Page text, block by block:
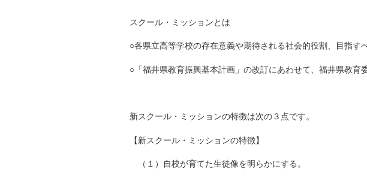
河川・砂防・港湾
自然
スクール・ミッションとは
○各県立高等学校の存在意義や期待される社会的役割、目指す
○「福井県教育振興基本計画」の改訂にあわせて、福井県教育
新スクール・ミッションの特徴は次の３点です。
【新スクール・ミッションの特徴】
（１）自校が育てた生徒像を明らかにする。